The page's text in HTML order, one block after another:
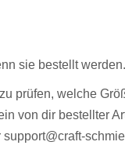
sie bestellt werden.
prüfen, welche
von dir bestellter